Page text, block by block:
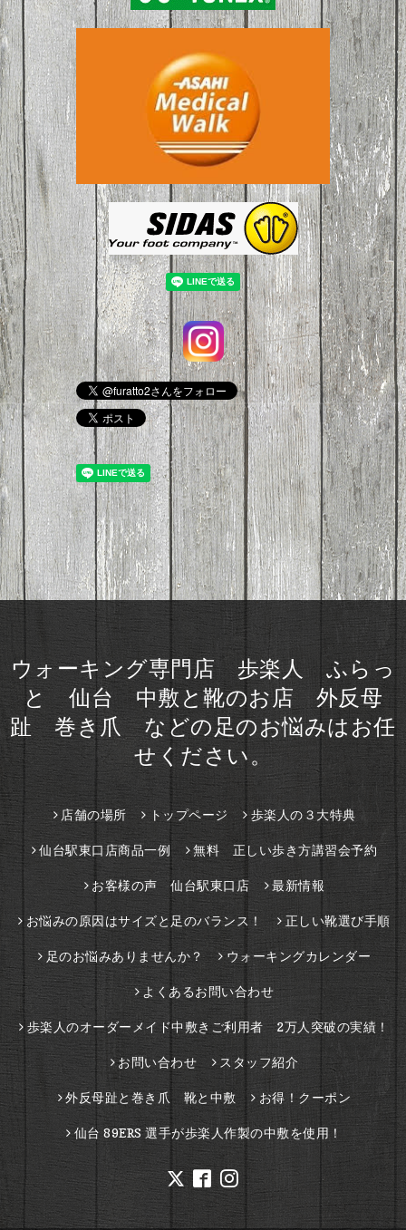
ウォーキング専門店 歩楽人 ふらっ
と 仙台 中敷と靴のお店 外反母
趾 巻き爪 などの足のお悩みはお任
せください。
店舗の場所 トップページ 歩楽人の３大特典
仙台駅東口店商品一例 無料 正しい歩き方講習会予約
お客様の声 仙台駅東口店 最新情報
お悩みの原因はサイズと足のバランス！ 正しい靴選び手順
足のお悩みありませんか？ ウォーキングカレンダー
よくあるお問い合わせ
歩楽人のオーダーメイド中敷きご利用者 2万人突破の実績！
お問い合わせ スタッフ紹介
外反母趾と巻き爪 靴と中敷 お得！クーポン
仙台 89ERS 選手が歩楽人作製の中敷を使用！